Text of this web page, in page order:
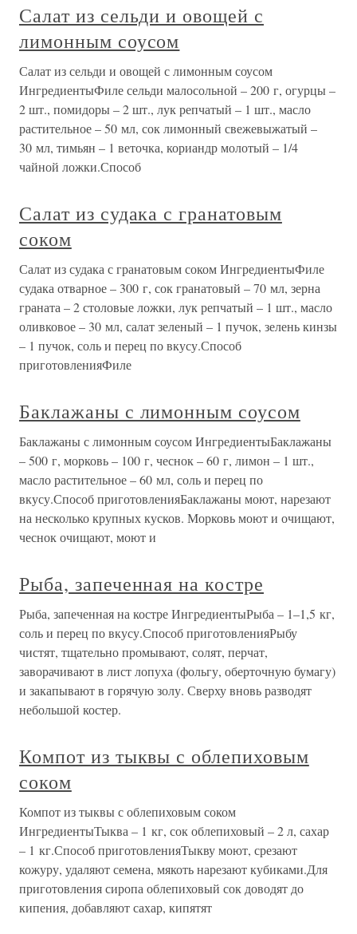
Салат из сельди и овощей с
лимонным соусом
Салат из сельди и овощей с лимонным соусом
ИнгредиентыФиле сельди малосольной – 200 г, огурцы –
2 шт., помидоры – 2 шт., лук репчатый – 1 шт., масло
растительное – 50 мл, сок лимонный свежевыжатый –
30 мл, тимьян – 1 веточка, кориандр молотый – 1/4
чайной ложки.Способ
Салат из судака с гранатовым
соком
Салат из судака с гранатовым соком ИнгредиентыФиле
судака отварное – 300 г, сок гранатовый – 70 мл, зерна
граната – 2 столовые ложки, лук репчатый – 1 шт., масло
оливковое – 30 мл, салат зеленый – 1 пучок, зелень кинзы
– 1 пучок, соль и перец по вкусу.Способ
приготовленияФиле
Баклажаны с лимонным соусом
Баклажаны с лимонным соусом ИнгредиентыБаклажаны
– 500 г, морковь – 100 г, чеснок – 60 г, лимон – 1 шт.,
масло растительное – 60 мл, соль и перец по
вкусу.Способ приготовленияБаклажаны моют, нарезают
на несколько крупных кусков. Морковь моют и очищают,
чеснок очищают, моют и
Рыба, запеченная на костре
Рыба, запеченная на костре ИнгредиентыРыба – 1–1,5 кг,
соль и перец по вкусу.Способ приготовленияРыбу
чистят, тщательно промывают, солят, перчат,
заворачивают в лист лопуха (фольгу, оберточную бумагу)
и закапывают в горячую золу. Сверху вновь разводят
небольшой костер.
Компот из тыквы с облепиховым
соком
Компот из тыквы с облепиховым соком
ИнгредиентыТыква – 1 кг, сок облепиховый – 2 л, сахар
– 1 кг.Способ приготовленияТыкву моют, срезают
кожуру, удаляют семена, мякоть нарезают кубиками.Для
приготовления сиропа облепиховый сок доводят до
кипения, добавляют сахар, кипятят